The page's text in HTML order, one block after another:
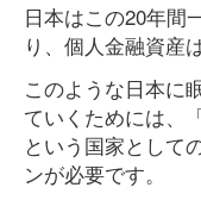
日本はこの20年間
り、個人金融資産
このような日本に
ていくためには、
という国家として
ンが必要です。